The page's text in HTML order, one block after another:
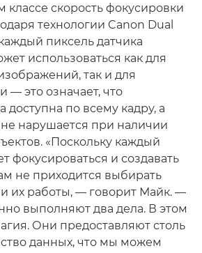
скорость фокусировки
технологии Canon Dual
пиксель датчика
использоваться как для
так и для
— это означает, что
доступна по всему кадру, а
нарушается при наличии
«Поскольку каждый
фокусироваться и создавать
не приходится выбирать
их работы, — говорит Майк. —
выполняют два дела. В этом
Они предоставляют столь
данных, что мы можем